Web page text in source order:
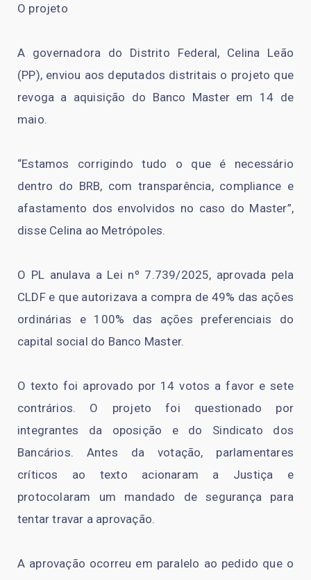
O projeto
A governadora do Distrito Federal, Celina Leão
(PP), enviou aos deputados distritais o projeto que
revoga a aquisição do Banco Master em 14 de
maio.
“Estamos corrigindo tudo o que é necessário
dentro do BRB, com transparência, compliance e
afastamento dos envolvidos no caso do Master”,
disse Celina ao Metrópoles.
O PL anulava a Lei nº 7.739/2025, aprovada pela
CLDF e que autorizava a compra de 49% das ações
ordinárias e 100% das ações preferenciais do
capital social do Banco Master.
O texto foi aprovado por 14 votos a favor e sete
contrários. O projeto foi questionado por
integrantes da oposição e do Sindicato dos
Bancários. Antes da votação, parlamentares
críticos ao texto acionaram a Justiça e
protocolaram um mandado de segurança para
tentar travar a aprovação.
A aprovação ocorreu em paralelo ao pedido que o